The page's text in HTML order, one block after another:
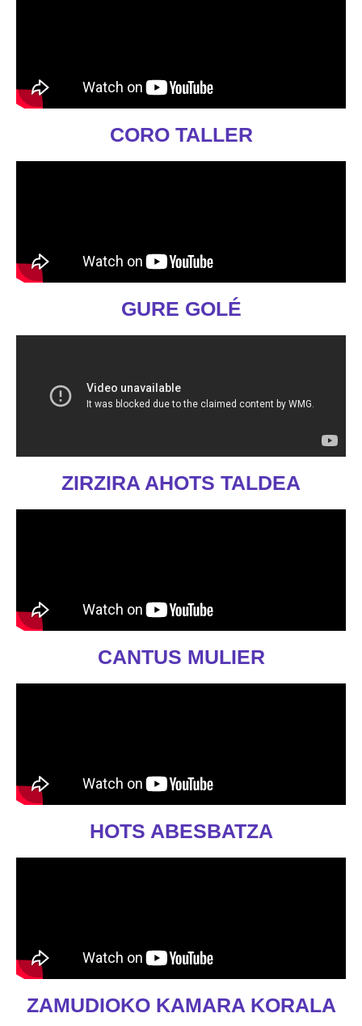
CORO TALLER
GURE GOLÉ
ZIRZIRA AHOTS TALDEA
CANTUS MULIER
HOTS ABESBATZA
ZAMUDIOKO KAMARA KORALA